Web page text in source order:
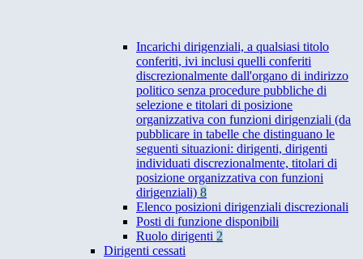
Incarichi dirigenziali, a qualsiasi titolo
conferiti, ivi inclusi quelli conferiti
discrezionalmente dall'organo di indirizzo
politico senza procedure pubbliche di
selezione e titolari di posizione
organizzativa con funzioni dirigenziali (da
pubblicare in tabelle che distinguano le
seguenti situazioni: dirigenti, dirigenti
individuati discrezionalmente, titolari di
posizione organizzativa con funzioni
dirigenziali) 8
Elenco posizioni dirigenziali discrezionali
Posti di funzione disponibili
Ruolo dirigenti 2
Dirigenti cessati